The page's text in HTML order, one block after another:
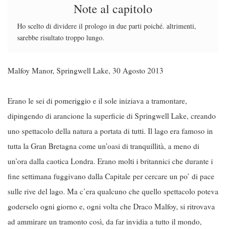
Note al capitolo
Ho scelto di dividere il prologo in due parti poiché. altrimenti,
sarebbe risultato troppo lungo.
Malfoy Manor, Springwell Lake, 30 Agosto 2013
Erano le sei di pomeriggio e il sole iniziava a tramontare,
dipingendo di arancione la superficie di Springwell Lake, creando
uno spettacolo della natura a portata di tutti. Il lago era famoso in
tutta la Gran Bretagna come un’oasi di tranquillità, a meno di
un’ora dalla caotica Londra. Erano molti i britannici che durante i
fine settimana fuggivano dalla Capitale per cercare un po’ di pace
sulle rive del lago. Ma c’era qualcuno che quello spettacolo poteva
goderselo ogni giorno e, ogni volta che Draco Malfoy, si ritrovava
ad ammirare un tramonto così, da far invidia a tutto il mondo,